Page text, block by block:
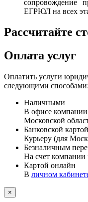
сопровождение
ЕГРЮЛ на всех
Рассчитайте
Оплата услуг
Оплатить услуги
следующими способами:
Наличными
В офисе
Московской
Банковской картой
Курьеру (для
Безналичным
На счет компании
Картой онлайн
В личном
×